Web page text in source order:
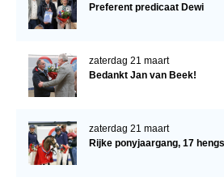
Preferent predicaat Dewi
zaterdag 21 maart
Bedankt Jan van Beek!
zaterdag 21 maart
Rijke ponyjaargang, 17